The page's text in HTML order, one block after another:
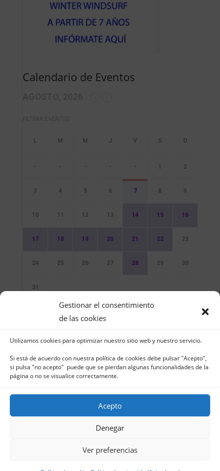
Gestionar el consentimiento
de las cookies
Utilizamos cookies para optimizar nuestro sitio web y nuestro servicio.
Si está de acuerdo con nuestra política de cookies debe pulsar "Acepto",
si pulsa "no acepto" puede que se pierdan algunas funcionalidades de la
página o no se visualice correctamente.
Acepto
Denegar
Ver preferencias
Calendario de Eventos
- - - - - 1 2
3 4 5 6 7 8 9
10 11 12 13 14 15 16
17 18 19 20 21 22 23
24 25 26 27 28 29 30
31
Sin Eventos
Club Naútico de Jávea - Muelle Norte s/n |
03730 Jávea – España | Tel. 965 791 025 | Fax.
965 796 008 | info@cnjavea.net
de Cookies